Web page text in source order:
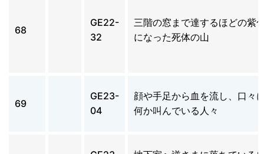
68
GE22-
32
三階の窓まで達するほどの紫
になった死体の山
69
GE23-
04
顔や手足から血を流し、口々
何か叫んでいる人々